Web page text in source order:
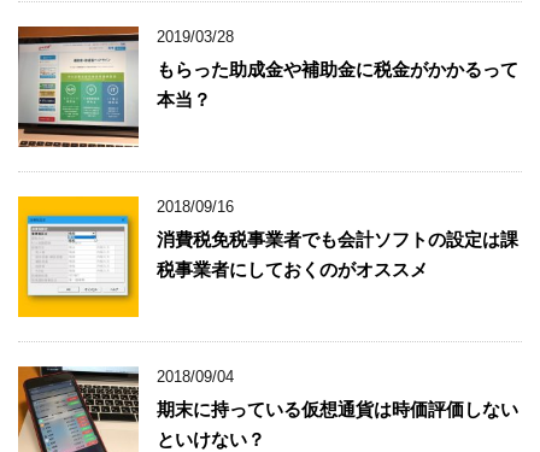
2019/03/28
もらった助成金や補助金に税金がかかるって
本当？
2018/09/16
消費税免税事業者でも会計ソフトの設定は課
税事業者にしておくのがオススメ
2018/09/04
期末に持っている仮想通貨は時価評価しない
といけない？